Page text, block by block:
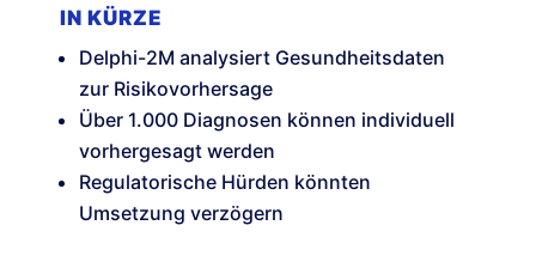
IN KÜRZE
Delphi-2M analysiert Gesundheitsdaten
zur Risikovorhersage
Über 1.000 Diagnosen können individuell
vorhergesagt werden
Regulatorische Hürden könnten
Umsetzung verzögern